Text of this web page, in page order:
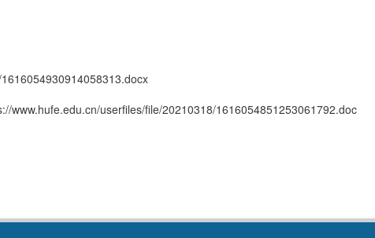
www.hufe.edu.cn/userfiles/file/20210318/1616054851253061792.doc